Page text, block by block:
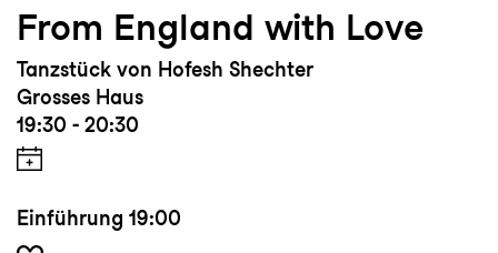
From England with Love
Tanzstück von Hofesh Shechter
Grosses Haus
19:30 - 20:30
Einführung 19:00